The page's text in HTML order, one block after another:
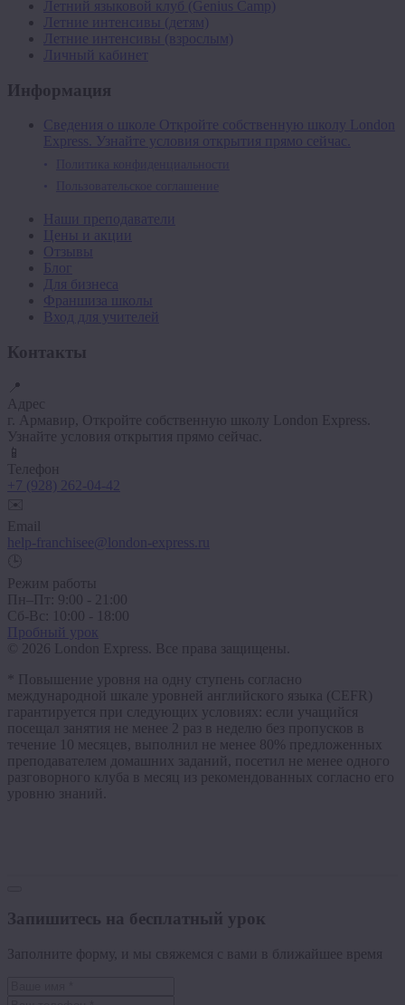
Летний языковой клуб (Genius Camp)
Летние интенсивы (детям)
Летние интенсивы (взрослым)
Личный кабинет
Информация
Сведения о школе Откройте собственную школу London
Express. Узнайте условия открытия прямо сейчас.
Наши преподаватели
Цены и акции
Отзывы
Блог
Для бизнеса
Франшиза школы
Вход для учителей
Контакты
📍
Адрес
г. Армавир, Откройте собственную школу London Express.
Узнайте условия открытия прямо сейчас.
📱
Телефон
+7 (928) 262-04-42
✉️
Email
help-franchisee@london-express.ru
🕒
Режим работы
Пн–Пт: 9:00 - 21:00
Сб-Вс: 10:00 - 18:00
Пробный урок
© 2026 London Express. Все права защищены.
* Повышение уровня на одну ступень согласно
международной шкале уровней английского языка (CEFR)
гарантируется при следующих условиях: если учащийся
посещал занятия не менее 2 раз в неделю без пропусков в
течение 10 месяцев, выполнил не менее 80% предложенных
преподавателем домашних заданий, посетил не менее одного
разговорного клуба в месяц из рекомендованных согласно его
уровню знаний.
Запишитесь на бесплатный урок
Заполните форму, и мы свяжемся с вами в ближайшее время